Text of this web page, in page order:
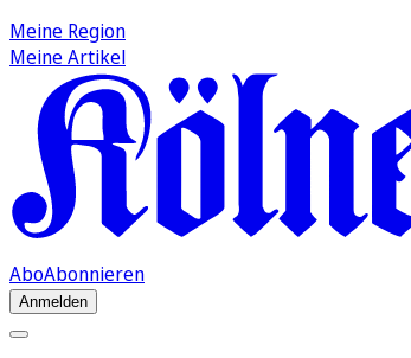
Meine Region
Meine Artikel
AboAbonnieren
Anmelden